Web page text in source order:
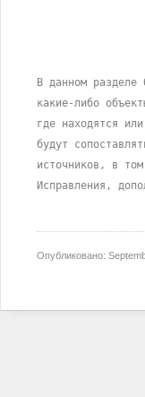
В данном разделе
какие-либо
где находятся
будут
источников, в
Исправления,
Опубликовано: